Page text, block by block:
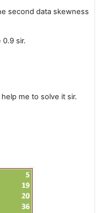
second data skewness
0.9 sir.
me to solve it sir.